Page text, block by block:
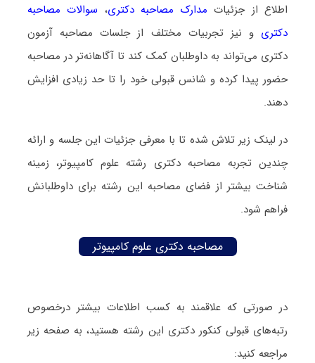
اطلاع از جزئیات مدارک مصاحبه دکتری، سوالات مصاحبه
دکتری و نیز تجربیات مختلف از جلسات مصاحبه آزمون
دکتری می‌تواند به داوطلبان کمک کند تا آگاهانه‌تر در مصاحبه
حضور پیدا کرده و شانس قبولی خود را تا حد زیادی افزایش
دهند.
در لینک زیر تلاش شده تا با معرفی جزئیات این جلسه و ارائه
چندین تجربه مصاحبه دکتری رشته علوم کامپیوتر، زمینه
شناخت بیشتر از فضای مصاحبه این رشته برای داوطلبانش
فراهم شود.
مصاحبه دکتری علوم کامپیوتر
در صورتی که علاقمند به کسب اطلاعات بیشتر درخصوص
رتبه‌های قبولی کنکور دکتری این رشته هستید، به صفحه زیر
مراجعه کنید: